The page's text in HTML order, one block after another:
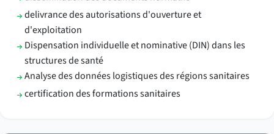
delivrance des autorisations d'ouverture et
d'exploitation
Dispensation individuelle et nominative (DIN) dans les
structures de santé
Analyse des données logistiques des régions sanitaires
certification des formations sanitaires